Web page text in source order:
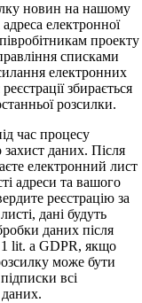
новин на нашому
електронної
проекту
списками
електронних
збирається
розсилки.
час процесу
даних. Після
електронний лист
адреси та вашого
реєстрацію за
дані будуть
даних після
1 lit. a GDPR, якщо
може бути
всі
даних.